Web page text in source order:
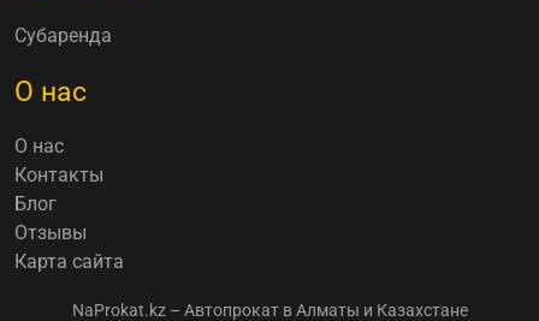
Субаренда
О нас
О нас
Контакты
Блог
Отзывы
Карта сайта
NaProkat.kz – Автопрокат в Алматы и Казахстане